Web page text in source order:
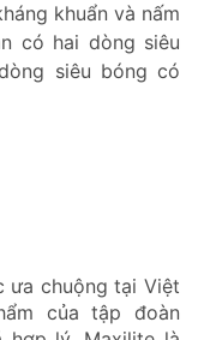
khuẩn và nấm
có hai dòng siêu
siêu bóng có
ưa chuộng tại Việt
của tập đoàn